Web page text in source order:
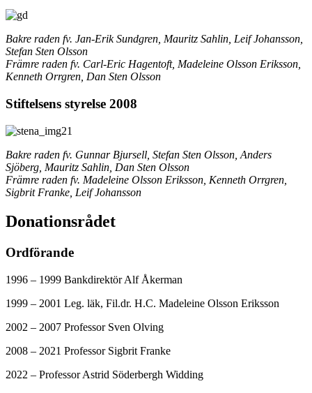
Bakre raden fv. Jan-Erik Sundgren, Mauritz Sahlin, Leif Johansson,
Stefan Sten Olsson
Främre raden fv. Carl-Eric Hagentoft, Madeleine Olsson Eriksson,
Kenneth Orrgren, Dan Sten Olsson
Stiftelsens styrelse 2008
Bakre raden fv. Gunnar Bjursell, Stefan Sten Olsson, Anders
Sjöberg, Mauritz Sahlin, Dan Sten Olsson
Främre raden fv. Madeleine Olsson Eriksson, Kenneth Orrgren,
Sigbrit Franke, Leif Johansson
Donationsrådet
Ordförande
1996 – 1999 Bankdirektör Alf Åkerman
1999 – 2001 Leg. läk, Fil.dr. H.C. Madeleine Olsson Eriksson
2002 – 2007 Professor Sven Olving
2008 – 2021 Professor Sigbrit Franke
2022 – Professor Astrid Söderbergh Widding